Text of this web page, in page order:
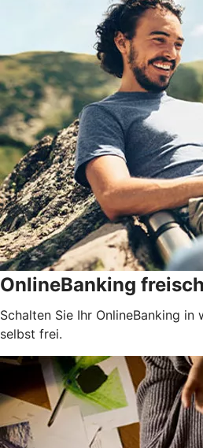
OnlineBanking
Schalten Sie Ihr OnlineBanking
selbst frei.